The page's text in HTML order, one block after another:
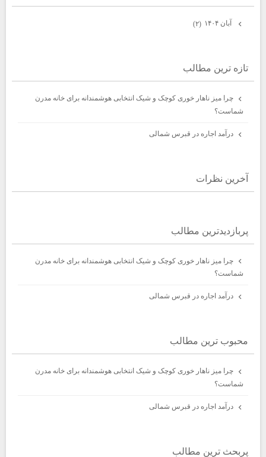
آبان ۱۴۰۴ (۲)
تازه ترين مطالب
چرا میز ناهار خوری کوچک و شیک انتخابی هوشمندانه برای خانه مدرن
شماست؟
درآمد اجاره در قبرس شمالی
آخرين نظرات
پربازديدترين مطالب
چرا میز ناهار خوری کوچک و شیک انتخابی هوشمندانه برای خانه مدرن
شماست؟
درآمد اجاره در قبرس شمالی
محبوب ترين مطالب
چرا میز ناهار خوری کوچک و شیک انتخابی هوشمندانه برای خانه مدرن
شماست؟
درآمد اجاره در قبرس شمالی
پربحث ترين مطالب